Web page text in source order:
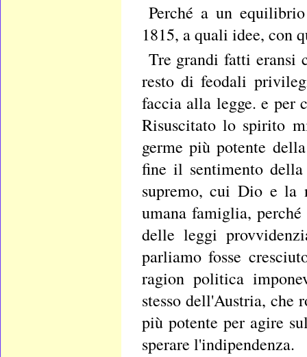
Perché a un
1815, a quali idee, con
Tre grandi fatti eransi
resto di feodali
faccia alla legge. e per
Risuscitato lo spirito
germe più potente
fine il sentimento
supremo, cui Dio e la
umana famiglia,
delle leggi
parliamo fosse
ragion politica
stesso dell'Austria, che
più potente per agire
sperare l'indipendenza.